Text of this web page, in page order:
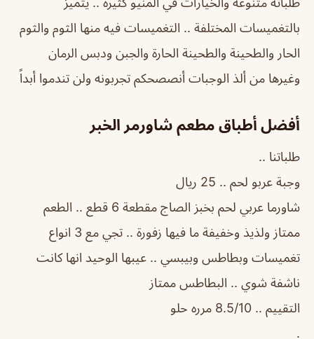
بالتغميسات المختلفة .. التغميسات فيه منها الثوم والثوم
الحار والطحينة والطحينة الحارة والجبن ودبس الرمان
وغيرها من ألذ الوجبات أنصصحكم تجربونه ولن تندموا أبداً
أفضل أطباق مطعم شاورمر الخبر
طلباتنا ..
وجبة عربو لحم .. 25 ريال
شاورما عربي لحم بخبز الصاج مقطعة 6 قطع .. الطعم
ممتاز ولذيذ وخفيفة ما فيها زفورة .. تجي مع 3 انواع
تغميسات وبطاطس وبيبسي .. عيبها الوحيد انها كانت
ناشفة شوي .. البطاطس ممتاز
التقييم .. 8.5/10 مرره حلو
.